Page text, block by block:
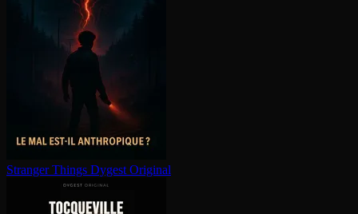
Stranger Things Dygest Original